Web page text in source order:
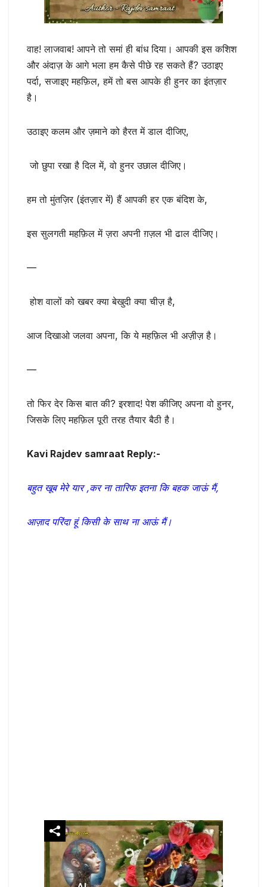
वाह! लाजवाब! आपने तो समां ही बांध दिया। आपकी इस कशिश
और अंदाज़ के आगे भला हम कैसे पीछे रह सकते हैं? उठाइए
पर्दा, सजाइए महफ़िल, हमें तो बस आपके ही हुनर का इंतज़ार
है।
उठाइए कलम और ज़माने को हैरत में डाल दीजिए,
जो छुपा रखा है दिल में, वो हुनर उछाल दीजिए।
हम तो मुंतज़िर (इंतज़ार में) हैं आपकी हर एक बंदिश के,
इस सुलगती महफ़िल में ज़रा अपनी ग़ज़ल भी ढाल दीजिए।
—
होश वालों को खबर क्या बेखुदी क्या चीज़ है,
आज दिखाओ जलवा अपना, कि ये महफ़िल भी अज़ीज़ है।
—
तो फिर देर किस बात की? इरशाद! पेश कीजिए अपना वो हुनर,
जिसके लिए महफ़िल पूरी तरह तैयार बैठी है।
Kavi Rajdev samraat Reply:-
बहुत खूब मेरे यार ,कर ना तारिफ इतना कि बहक जाऊं मैं,
आज़ाद परिंदा हूं किसी के साथ ना आऊं मैं।